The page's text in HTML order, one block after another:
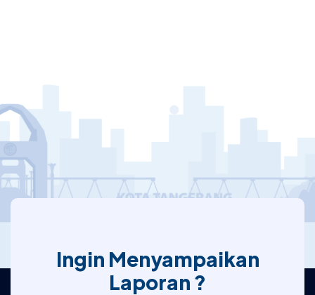
Ingin Menyampaikan
Laporan ?